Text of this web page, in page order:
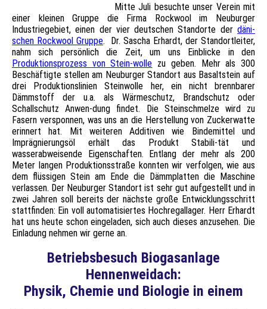
Mitte Juli besuchte unser Verein mit
einer kleinen Gruppe die Firma Rockwool im Neuburger
Industriegebiet, einen der vier deutschen Standorte der däni-
schen Rockwool Gruppe. Dr. Sascha Erhardt, der Standortleiter,
nahm sich persönlich die Zeit, um uns Einblicke in den
Produktionsprozess von Stein-wolle zu geben. Mehr als 300
Beschäftigte stellen am Neuburger Standort aus Basaltstein auf
drei Produktionslinien Steinwolle her, ein nicht brennbarer
Dämmstoff der u.a. als Wärmeschutz, Brandschutz oder
Schallschutz Anwen-dung findet. Die Steinschmelze wird zu
Fasern versponnen, was uns an die Herstellung von Zuckerwatte
erinnert hat. Mit weiteren Additiven wie Bindemittel und
Imprägnierungsöl erhält das Produkt Stabili-tät und
wasserabweisende Eigenschaften. Entlang der mehr als 200
Meter langen Produktionsstraße konnten wir verfolgen, wie aus
dem flüssigen Stein am Ende die Dämmplatten die Maschine
verlassen. Der Neuburger Standort ist sehr gut aufgestellt und in
zwei Jahren soll bereits der nächste große Entwicklungsschritt
stattfinden: Ein voll automatisiertes Hochregallager. Herr Erhardt
hat uns heute schon eingeladen, sich auch dieses anzusehen. Die
Einladung nehmen wir gerne an.
Betriebsbesuch Biogasanlage
Hennenweidach:
Physik, Chemie und Biologie in einem